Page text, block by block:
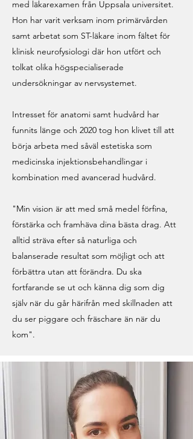
med läkarexamen från Uppsala universitet.
Hon har varit verksam inom primärvården
samt arbetat som ST-läkare inom fältet för
klinisk neurofysiologi där hon utfört och
tolkat olika högspecialiserade
undersökningar av nervsystemet.
Intresset för anatomi samt hudvård har
funnits länge och 2020 tog hon klivet till att
börja arbeta med såväl estetiska som
medicinska injektionsbehandlingar i
kombination med avancerad hudvård.
"Min vision är att med små medel förfina,
förstärka och framhäva dina bästa drag. Att
alltid sträva efter så naturliga och
balanserade resultat som möjligt och att
förbättra utan att förändra. Du ska
fortfarande se ut och känna dig som dig
själv när du går härifrån med skillnaden att
du ser piggare och fräschare än när du
kom".